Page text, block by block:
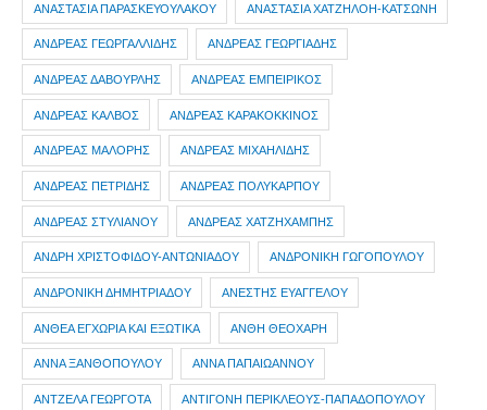
ΑΝΑΣΤΑΣΙΑ ΠΑΡΑΣΚΕΥΟΥΛΑΚΟΥ ΑΝΑΣΤΑΣΙΑ ΧΑΤΖΗΛΟΗ-ΚΑΤΣΩΝΗ
ΑΝΔΡΕΑΣ ΓΕΩΡΓΑΛΛΙΔΗΣ ΑΝΔΡΕΑΣ ΓΕΩΡΓΙΑΔΗΣ
ΑΝΔΡΕΑΣ ΔΑΒΟΥΡΛΗΣ ΑΝΔΡΕΑΣ ΕΜΠΕΙΡΙΚΟΣ
ΑΝΔΡΕΑΣ ΚΑΛΒΟΣ ΑΝΔΡΕΑΣ ΚΑΡΑΚΟΚΚΙΝΟΣ
ΑΝΔΡΕΑΣ ΜΑΛΟΡΗΣ ΑΝΔΡΕΑΣ ΜΙΧΑΗΛΙΔΗΣ
ΑΝΔΡΕΑΣ ΠΕΤΡΙΔΗΣ ΑΝΔΡΕΑΣ ΠΟΛΥΚΑΡΠΟΥ
ΑΝΔΡΕΑΣ ΣΤΥΛΙΑΝΟΥ ΑΝΔΡΕΑΣ ΧΑΤΖΗΧΑΜΠΗΣ
ΑΝΔΡΗ ΧΡΙΣΤΟΦΙΔΟΥ-ΑΝΤΩΝΙΑΔΟΥ ΑΝΔΡΟΝΙΚΗ ΓΩΓΟΠΟΥΛΟΥ
ΑΝΔΡΟΝΙΚΗ ΔΗΜΗΤΡΙΑΔΟΥ ΑΝΕΣΤΗΣ ΕΥΑΓΓΕΛΟΥ
ΑΝΘΕΑ ΕΓΧΩΡΙΑ ΚΑΙ ΕΞΩΤΙΚΑ ΑΝΘΗ ΘΕΟΧΑΡΗ
ΑΝΝΑ ΞΑΝΘΟΠΟΥΛΟΥ ΑΝΝΑ ΠΑΠΑΙΩΑΝΝΟΥ
ΑΝΤΖΕΛΑ ΓΕΩΡΓΟΤΑ ΑΝΤΙΓΟΝΗ ΠΕΡΙΚΛΕΟΥΣ-ΠΑΠΑΔΟΠΟΥΛΟΥ